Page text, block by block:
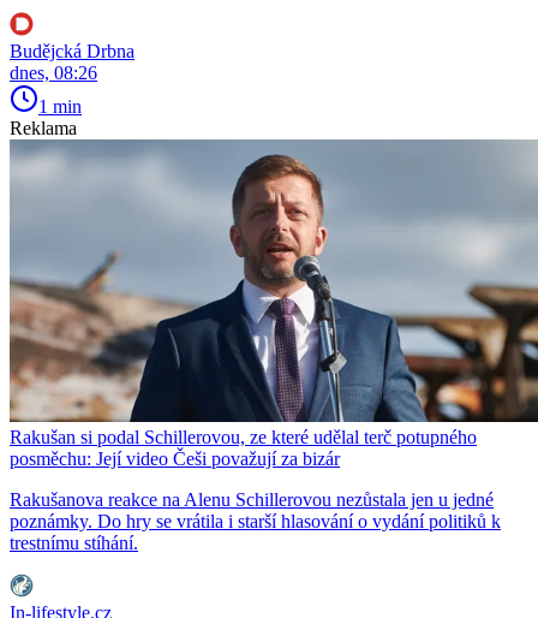
Budějcká Drbna
dnes, 08:26
1 min
Reklama
Rakušan si podal Schillerovou, ze které udělal terč potupného
posměchu: Její video Češi považují za bizár
Rakušanova reakce na Alenu Schillerovou nezůstala jen u jedné
poznámky. Do hry se vrátila i starší hlasování o vydání politiků k
trestnímu stíhání.
In-lifestyle.cz